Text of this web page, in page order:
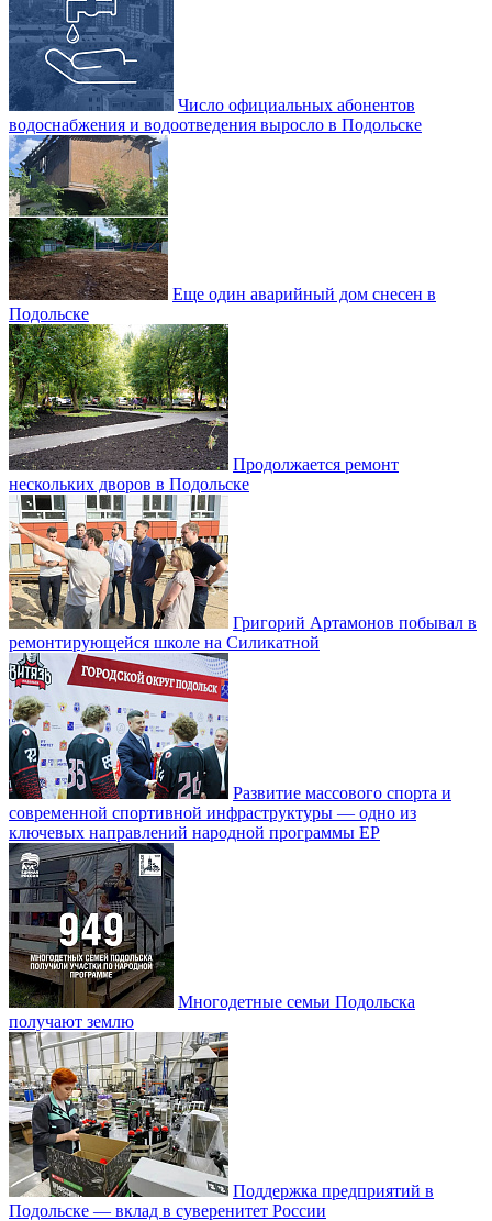
Число официальных абонентов
водоснабжения и водоотведения выросло в Подольске
Еще один аварийный дом снесен в
Подольске
Продолжается ремонт
нескольких дворов в Подольске
Григорий Артамонов побывал в
ремонтирующейся школе на Силикатной
Развитие массового спорта и
современной спортивной инфраструктуры — одно из
ключевых направлений народной программы ЕР
Многодетные семьи Подольска
получают землю
Поддержка предприятий в
Подольске — вклад в суверенитет России